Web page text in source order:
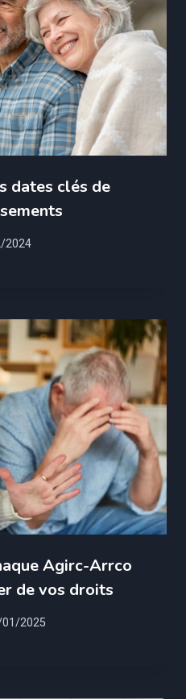
dates clés de
2024
Agirc-Arrco
de vos droits
2025